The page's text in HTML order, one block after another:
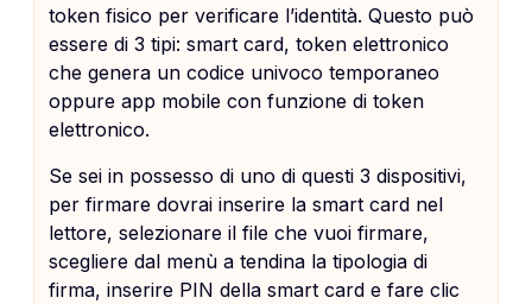
token fisico per verificare l’identità. Questo può
essere di 3 tipi: smart card, token elettronico
che genera un codice univoco temporaneo
oppure app mobile con funzione di token
elettronico.
Se sei in possesso di uno di questi 3 dispositivi,
per firmare dovrai inserire la smart card nel
lettore, selezionare il file che vuoi firmare,
scegliere dal menù a tendina la tipologia di
firma, inserire PIN della smart card e fare clic